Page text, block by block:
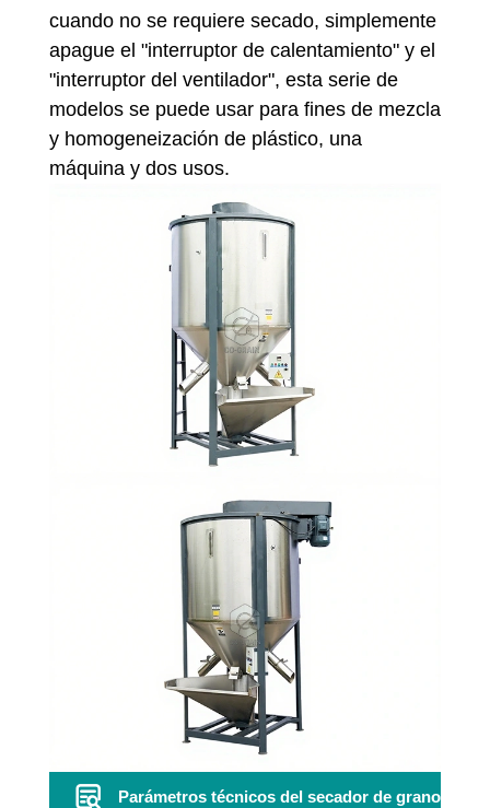
cuando no se requiere secado, simplemente
apague el "interruptor de calentamiento" y el
"interruptor del ventilador", esta serie de
modelos se puede usar para fines de mezcla
y homogeneización de plástico, una
máquina y dos usos.
Parámetros técnicos del secador de grano